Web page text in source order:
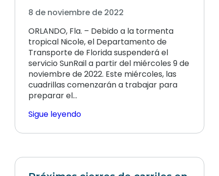
8 de noviembre de 2022
ORLANDO, Fla. – Debido a la tormenta
tropical Nicole, el Departamento de
Transporte de Florida suspenderá el
servicio SunRail a partir del miércoles 9 de
noviembre de 2022. Este miércoles, las
cuadrillas comenzarán a trabajar para
preparar el…
Sigue leyendo